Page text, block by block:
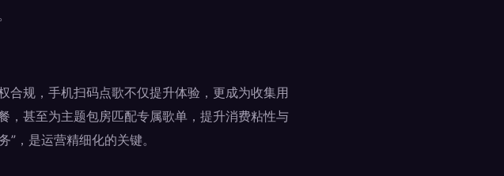
合规，手机扫码点歌不仅提升体验，更成为收集用
，甚至为主题包房匹配专属歌单，提升消费粘性与
，是运营精细化的关键。